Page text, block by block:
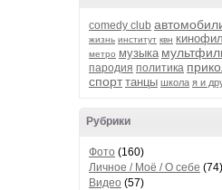
comedy club
жизнь институт квн
метро музыка
пародия политика
спорт танцы школа я и
Рубрики
Фото (160)
Личное / Моё / О себе (74)
Видео (57)